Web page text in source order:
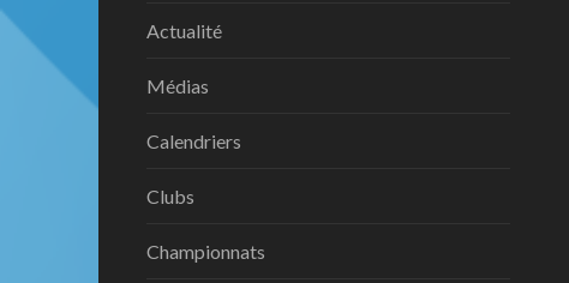
Actualité
Médias
Calendriers
Clubs
Championnats